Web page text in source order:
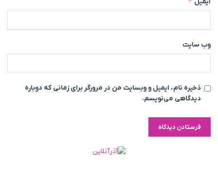
وب‌ سایت
ذخیره نام، ایمیل و وبسایت من در مرورگر برای زمانی که دوباره
دیدگاهی می‌نویسم.